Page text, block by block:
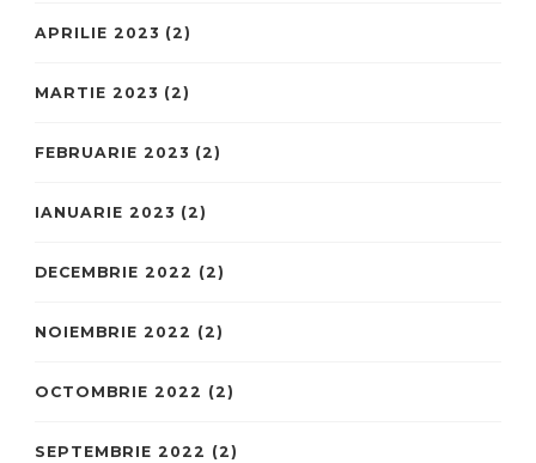
APRILIE 2023 (2)
MARTIE 2023 (2)
FEBRUARIE 2023 (2)
IANUARIE 2023 (2)
DECEMBRIE 2022 (2)
NOIEMBRIE 2022 (2)
OCTOMBRIE 2022 (2)
SEPTEMBRIE 2022 (2)